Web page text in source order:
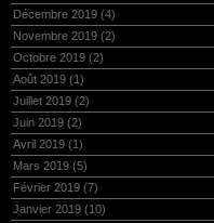
Décembre 2019 (4)
Novembre 2019 (2)
Octobre 2019 (2)
Août 2019 (1)
Juillet 2019 (2)
Juin 2019 (2)
Avril 2019 (1)
Mars 2019 (5)
Février 2019 (7)
Janvier 2019 (10)